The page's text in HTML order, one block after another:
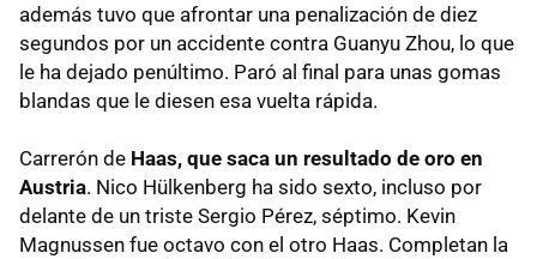
además tuvo que afrontar una penalización de diez
segundos por un accidente contra Guanyu Zhou, lo que
le ha dejado penúltimo. Paró al final para unas gomas
blandas que le diesen esa vuelta rápida.
Carrerón de Haas, que saca un resultado de oro en
Austria. Nico Hülkenberg ha sido sexto, incluso por
delante de un triste Sergio Pérez, séptimo. Kevin
Magnussen fue octavo con el otro Haas. Completan la